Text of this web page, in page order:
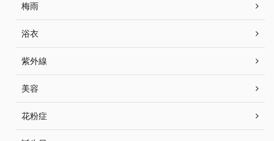
梅雨
浴衣
紫外線
美容
花粉症